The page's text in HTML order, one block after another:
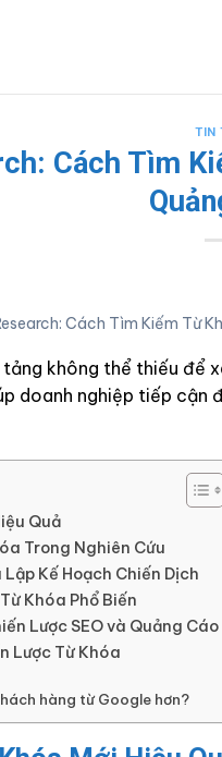
TIN
Cách Tìm
Cách Tìm Kiếm Từ
không thể thiếu để
doanh nghiệp tiếp
Quả
Trong Nghiên Cứu
Kế Hoạch Chiến Dịch
Khóa Phổ Biến
Lược SEO và Quảng Cáo
Lược Từ Khóa
hàng từ Google hơn?